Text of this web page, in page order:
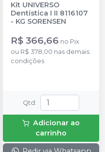
Kit UNIVERSO
Dentística I II 8116107
- KG SORENSEN
R$ 366,66 no Pix
ou R$ 378,00 nas demais
condições
Qtd :
Adicionar ao
carrinho